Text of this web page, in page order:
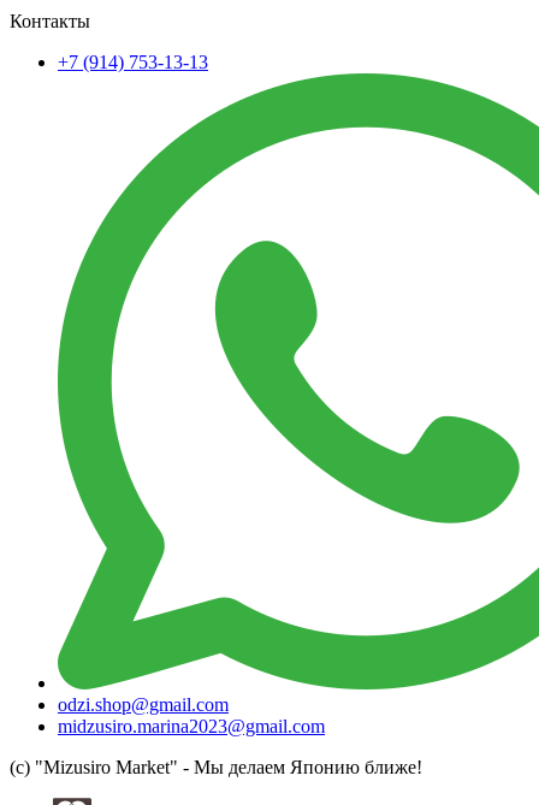
Контакты
+7 (914) 753-13-13
odzi.shop@gmail.com
midzusiro.marina2023@gmail.com
(c) "Mizusiro Market" - Мы делаем Японию ближе!